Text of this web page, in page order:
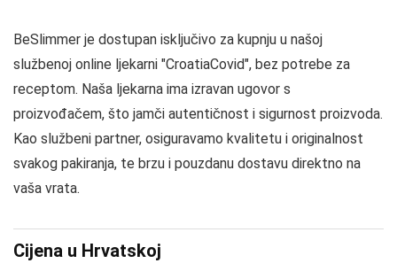
BeSlimmer je dostupan isključivo za kupnju u našoj
službenoj online ljekarni "CroatiaCovid", bez potrebe za
receptom. Naša ljekarna ima izravan ugovor s
proizvođačem, što jamči autentičnost i sigurnost proizvoda.
Kao službeni partner, osiguravamo kvalitetu i originalnost
svakog pakiranja, te brzu i pouzdanu dostavu direktno na
vaša vrata.
Cijena u Hrvatskoj